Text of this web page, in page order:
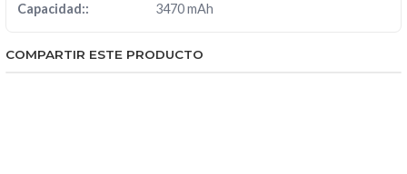
Capacidad:: 3470 mAh
COMPARTIR ESTE PRODUCTO